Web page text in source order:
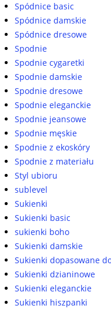
Spódnice basic
Spódnice damskie
Spódnice dresowe
Spodnie
Spodnie cygaretki
Spodnie damskie
Spodnie dresowe
Spodnie eleganckie
Spodnie jeansowe
Spodnie męskie
Spodnie z ekoskóry
Spodnie z materiału
Styl ubioru
sublevel
Sukienki
Sukienki basic
sukienki boho
Sukienki damskie
Sukienki dopasowane
Sukienki dzianinowe
Sukienki eleganckie
Sukienki hiszpanki